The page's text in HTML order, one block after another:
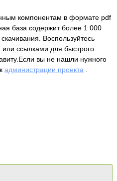
компонентам в формате pdf
база содержит более 1 000
Воспользуйтесь
ссылками для быстрого
вы не нашли нужного
администрации проекта